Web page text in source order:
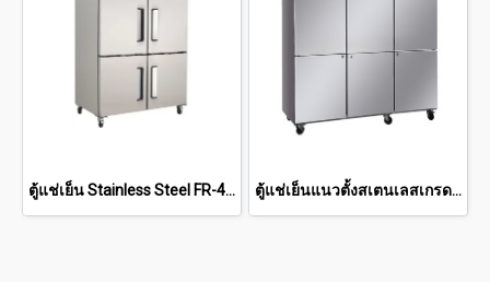
ตู้แช่เย็น Stainless Steel FR-4DSC(40Q) ตู้แช่เย็นแนวตั้งสเตนเลสเกรด 201 56.89 คิว SRC-1852